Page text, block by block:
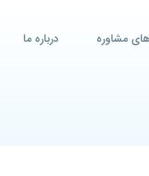
مشاوره درباره ما